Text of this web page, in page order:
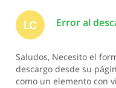
LC Error al
Saludos, Necesito el
descargo desde su
como un elemento con